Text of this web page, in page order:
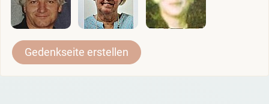
Gedenkseite erstellen